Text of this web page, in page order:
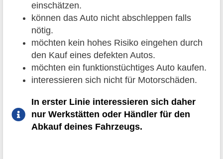
einschätzen.
können das Auto nicht abschleppen falls
nötig.
möchten kein hohes Risiko eingehen durch
den Kauf eines defekten Autos.
möchten ein funktionstüchtiges Auto kaufen.
interessieren sich nicht für Motorschäden.
In erster Linie interessieren sich daher
nur Werkstätten oder Händler für den
Abkauf deines Fahrzeugs.